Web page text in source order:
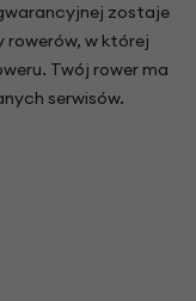
zostaje
rowerów, w której
Twój rower ma
serwisów.